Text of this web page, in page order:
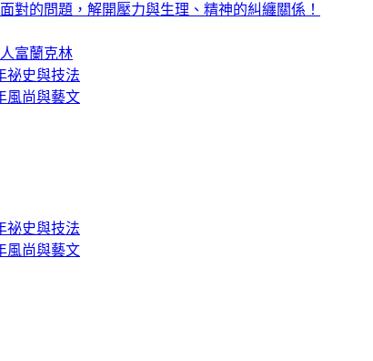
對的問題，解開壓力與生理、精神的糾纏關係！
富蘭克林
祕史與技法
風尚與藝文
祕史與技法
風尚與藝文